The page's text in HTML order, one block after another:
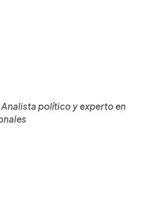
político y experto en